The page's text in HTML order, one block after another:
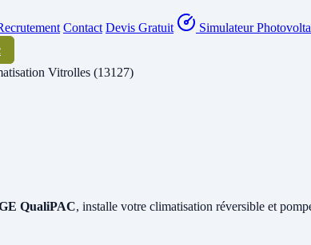
Contact Devis Gratuit Simulateur
Vitrolles (13127)
QualiPAC, installe votre climatisation réversible et